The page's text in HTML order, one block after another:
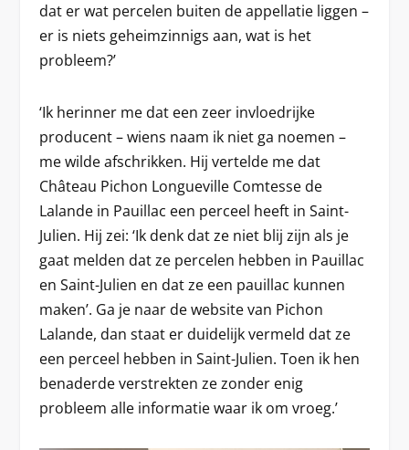
dat er wat percelen buiten de appellatie liggen –
er is niets geheimzinnigs aan, wat is het
probleem?’
‘Ik herinner me dat een zeer invloedrijke
producent – wiens naam ik niet ga noemen –
me wilde afschrikken. Hij vertelde me dat
Château Pichon Longueville Comtesse de
Lalande in Pauillac een perceel heeft in Saint-
Julien. Hij zei: ‘Ik denk dat ze niet blij zijn als je
gaat melden dat ze percelen hebben in Pauillac
en Saint-Julien en dat ze een pauillac kunnen
maken’. Ga je naar de website van Pichon
Lalande, dan staat er duidelijk vermeld dat ze
een perceel hebben in Saint-Julien. Toen ik hen
benaderde verstrekten ze zonder enig
probleem alle informatie waar ik om vroeg.’